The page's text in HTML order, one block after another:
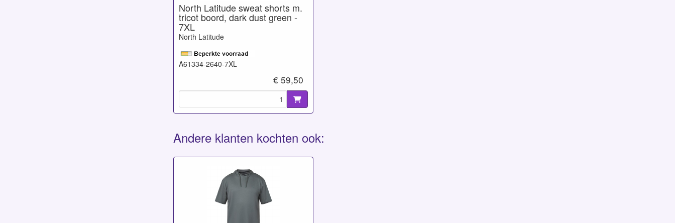
North Latitude sweat shorts m.
tricot boord, dark dust green -
7XL
North Latitude
A61334-2640-7XL
€ 59,50
Andere klanten kochten ook: